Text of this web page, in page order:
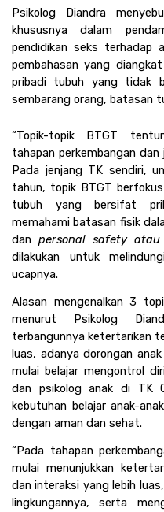
Psikolog Diandra
khususnya dalam
pendidikan seks terhadap
pembahasan yang
pribadi tubuh yang tidak
sembarang orang, batasan
“Topik-topik BTGT
tahapan perkembangan
Pada jenjang TK sendiri,
tahun, topik BTGT
tubuh yang bersifat
memahami batasan fisik
dan personal safety atau
dilakukan untuk
ucapnya.
Alasan mengenalkan 3
menurut Psikolog
terbangunnya ketertarikan
luas, adanya dorongan
mulai belajar mengontrol
dan psikolog anak di TK
kebutuhan belajar anak-
dengan aman dan sehat.
“Pada tahapan
mulai menunjukkan
dan interaksi yang lebih
lingkungannya, serta